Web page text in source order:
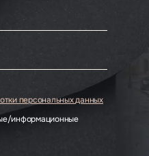
персональных данных
информационные